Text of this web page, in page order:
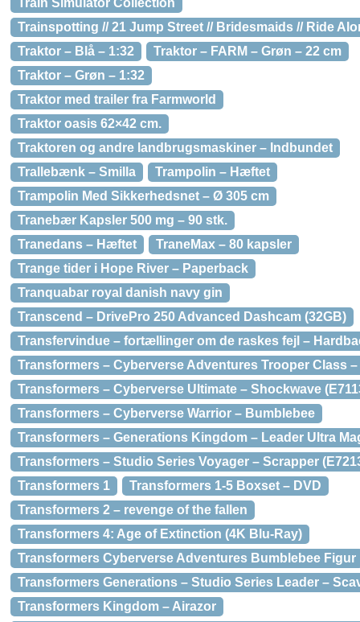
Train Simulator Collection
Trainspotting // 21 Jump Street // Bridesmaids // Ride
Traktor – Blå – 1:32
Traktor – FARM – Grøn – 22 cm
Traktor – Grøn – 1:32
Traktor med trailer fra Farmworld
Traktor oasis 62×42 cm.
Traktoren og andre landbrugsmaskiner – Indbundet
Trallebænk – Smilla
Trampolin – Hæftet
Trampolin Med Sikkerhedsnet – Ø 305 cm
Tranebær Kapsler 500 mg – 90 stk.
Tranedans – Hæftet
TraneMax – 80 kapsler
Trange tider i Hope River – Paperback
Tranquabar royal danish navy gin
Transcend – DrivePro 250 Advanced Dashcam (32GB)
Transfervindue – fortællinger om de raskes fejl –
Transformers – Cyberverse Adventures Trooper Class –
Transformers – Cyberverse Ultimate – Shockwave
Transformers – Cyberverse Warrior – Bumblebee
Transformers – Generations Kingdom – Leader Ultra
Transformers – Studio Series Voyager – Scrapper
Transformers 1
Transformers 1-5 Boxset – DVD
Transformers 2 – revenge of the fallen
Transformers 4: Age of Extinction (4K Blu-Ray)
Transformers Cyberverse Adventures Bumblebee Figur
Transformers Generations – Studio Series Leader –
Transformers Kingdom – Airazor